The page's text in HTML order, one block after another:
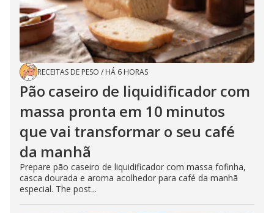
RECEITAS DE PESO / HÁ 6 HORAS
Pão caseiro de liquidificador com
massa pronta em 10 minutos
que vai transformar o seu café
da manhã
Prepare pão caseiro de liquidificador com massa fofinha,
casca dourada e aroma acolhedor para café da manhã
especial. The post...